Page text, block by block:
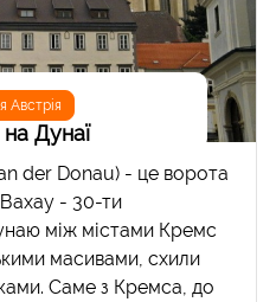
Австрія
Дунаї
der Donau) - це ворота
- 30-ти
між містами Кремс
масивами, схили
Саме з Кремса, до